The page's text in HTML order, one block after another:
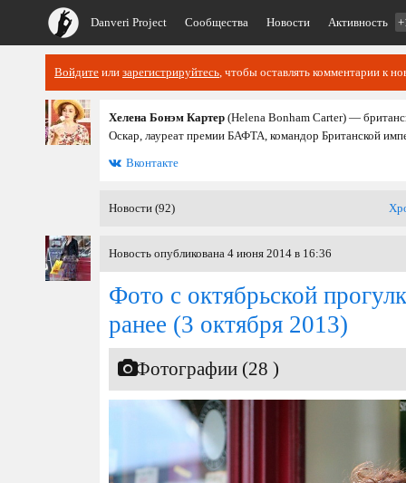
Danveri Project Сообщества Новости Активность
Войдите или зарегистрируйтесь, чтобы оставлять комментарии к
Хелена Бонэм Картер (Helena Bonham Carter) —
Оскар, лауреат премии БАФТА, командор Британской
Вконтакте
Новости (92)
Новость опубликована 4 июня 2014 в 16:36
Фото с октябрьской
ранее (3 октября 2013)
Фотографии (28 )